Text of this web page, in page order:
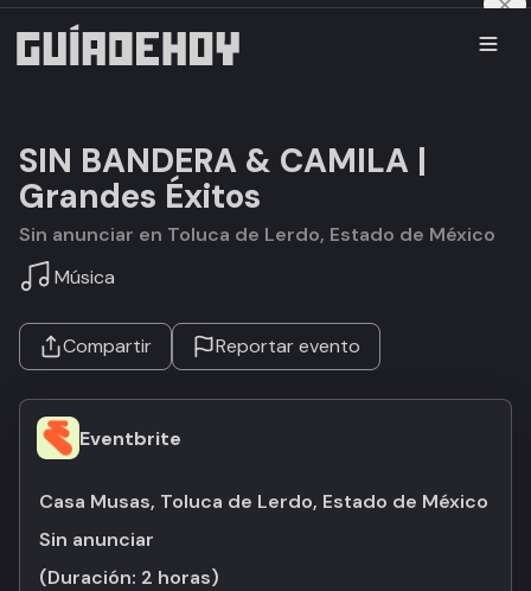
SIN BANDERA & CAMILA |
Grandes Éxitos
Sin anunciar en Toluca de Lerdo, Estado de México
Música
Compartir Reportar evento
Eventbrite
Casa Musas, Toluca de Lerdo, Estado de México
Sin anunciar
(Duración: 2 horas)